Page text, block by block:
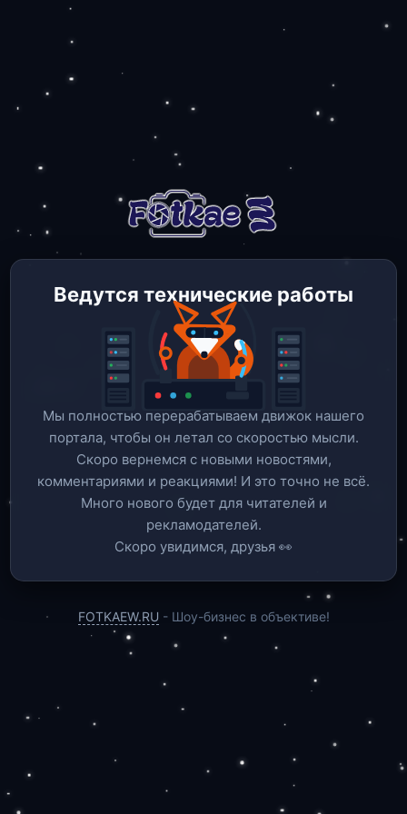
Ведутся технические работы
Мы полностью перерабатываем движок нашего
портала, чтобы он летал со скоростью мысли.
Скоро вернемся c новыми новостями,
комментариями и реакциями! И это точно не всё.
Много нового будет для читателей и
рекламодателей.
Скоро увидимся, друзья 👀
FOTKAEW.RU - Шоу-бизнес в объективе!